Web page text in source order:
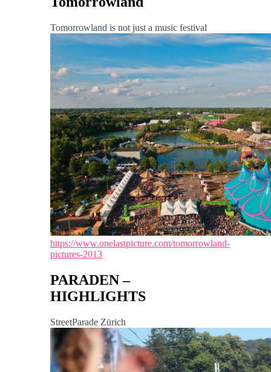
Tomorrowland is not just a music festival
https://www.onelastpicture.com/tomorrowland-
pictures-2013
PARADEN –
HIGHLIGHTS
StreetParade Zürich